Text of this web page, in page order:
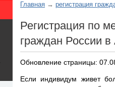
Главная регистрация
Регистрация по
граждан России
Обновление страницы:
Если индивидум живет